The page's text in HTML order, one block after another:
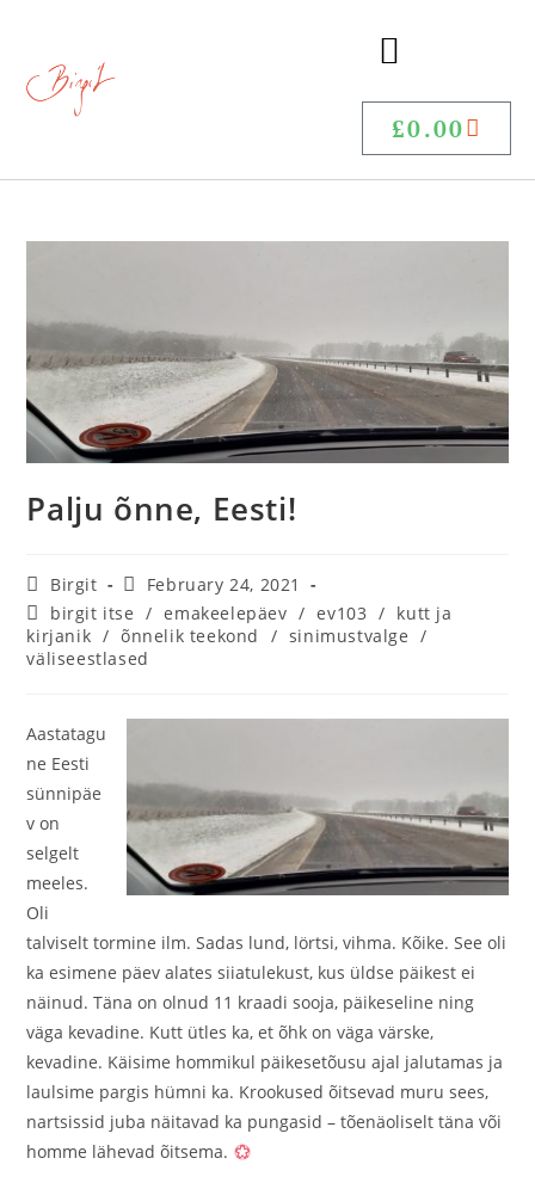
£0.00
Palju õnne, Eesti!
Birgit
February 24, 2021
birgit itse / emakeelepäev / ev103 / kutt ja
kirjanik / õnnelik teekond / sinimustvalge /
väliseestlased
Aastatagu
ne Eesti
sünnipäe
v on
selgelt
meeles.
Oli
talviselt tormine ilm. Sadas lund, lörtsi, vihma. Kõike. See oli
ka esimene päev alates siiatulekust, kus üldse päikest ei
näinud. Täna on olnud 11 kraadi sooja, päikeseline ning
väga kevadine. Kutt ütles ka, et õhk on väga värske,
kevadine. Käisime hommikul päikesetõusu ajal jalutamas ja
laulsime pargis hümni ka. Krookused õitsevad muru sees,
nartsissid juba näitavad ka pungasid – tõenäoliselt täna või
homme lähevad õitsema.